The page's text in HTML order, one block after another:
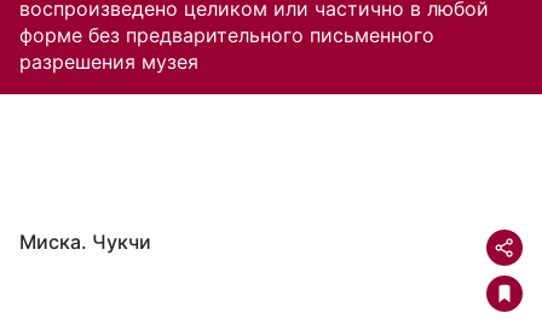
воспроизведено целиком или частично в любой
форме без предварительного письменного
разрешения музея
Миска. Чукчи